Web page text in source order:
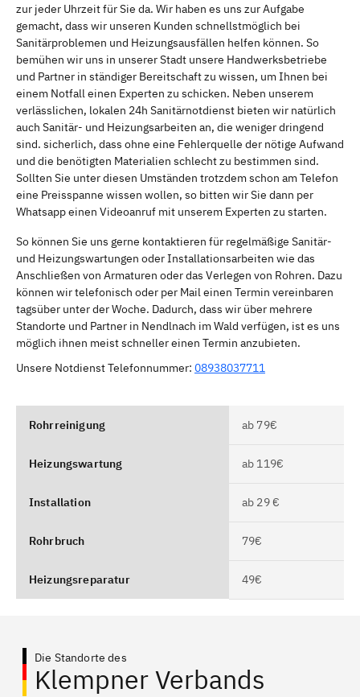
zur jeder Uhrzeit für Sie da. Wir haben es uns zur Aufgabe
gemacht, dass wir unseren Kunden schnellstmöglich bei
Sanitärproblemen und Heizungsausfällen helfen können. So
bemühen wir uns in unserer Stadt unsere Handwerksbetriebe
und Partner in ständiger Bereitschaft zu wissen, um Ihnen bei
einem Notfall einen Experten zu schicken. Neben unserem
verlässlichen, lokalen 24h Sanitärnotdienst bieten wir natürlich
auch Sanitär- und Heizungsarbeiten an, die weniger dringend
sind. sicherlich, dass ohne eine Fehlerquelle der nötige Aufwand
und die benötigten Materialien schlecht zu bestimmen sind.
Sollten Sie unter diesen Umständen trotzdem schon am Telefon
eine Preisspanne wissen wollen, so bitten wir Sie dann per
Whatsapp einen Videoanruf mit unserem Experten zu starten.
So können Sie uns gerne kontaktieren für regelmäßige Sanitär-
und Heizungswartungen oder Installationsarbeiten wie das
Anschließen von Armaturen oder das Verlegen von Rohren. Dazu
können wir telefonisch oder per Mail einen Termin vereinbaren
tagsüber unter der Woche. Dadurch, dass wir über mehrere
Standorte und Partner in Nendlnach im Wald verfügen, ist es uns
möglich ihnen meist schneller einen Termin anzubieten.
Unsere Notdienst Telefonnummer: 08938037711
Rohrreinigung ab 79€
Heizungswartung ab 119€
Installation ab 29 €
Rohrbruch 79€
Heizungsreparatur 49€
Die Standorte des
Klempner Verbands